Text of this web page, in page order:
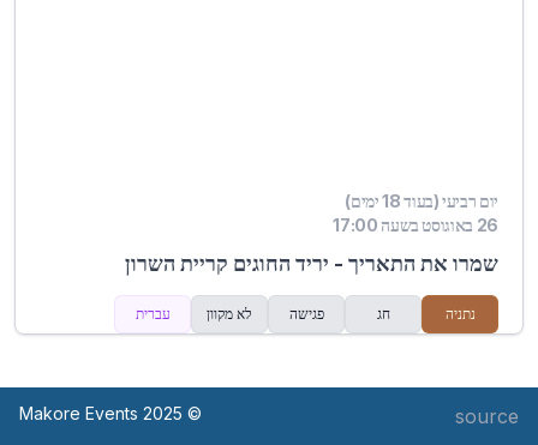
יום רביעי (בעוד 18 ימים)
26 באוגוסט בשעה 17:00
שמרו את התאריך - יריד החוגים קריית השרון
נתניה חג פגישה לא מקוון עברית
source
© Makore Events 2025